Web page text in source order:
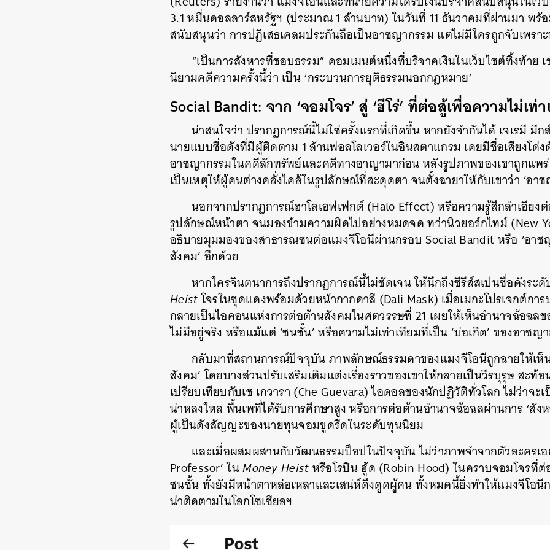
3.1 หมื่นดอลลาร์สหรัฐฯ (ประมาณ 1 ล้านบาท) ในวันที่ 11 ธันวาคมที่ผ่านมา พร้
สนับสนุนว่า การปฏิเสธเคลมประกันถือเป็นอาชญากรรม แต่ไม่มีใครถูกจับเพรา
“เป็นการสังหารที่ชอบธรรม” คอมเมนต์หนึ่งที่บริจาคเงินในเว็บไซต์ทิ้งท้าย
นิยามคดีความครั้งนี้ว่า เป็น ‘กระบวนการยุติธรรมนอกกฎหมาย’
Social Bandit: จาก ‘จอมโจร’ สู่ ‘ฮีโร่’ ที่ต่อสู้เพื่อความไม่เท่
น่าสนใจว่า ปรากฏการณ์นี้ไม่ใช่ครั้งแรกที่เกิดขึ้น หากยังจำกันได้ เจเรมี มี
นายแบบชื่อดังที่มีผู้ติดตาม 1 ล้านฟอลโลเวอร์ในอินสตาแกรม เคยมีชื่อเสียงโด่ง
อาชญากรรมในคดีลักทรัพย์และคดีทางอาญามาก่อน หลังรูปภาพของเขาถูกแพร่
เป็นเหตุให้ผู้คนต่างคลั่งไคล้ในรูปลักษณ์ที่สะดุดตา จนตั้งฉายาให้กับเขาว่า ‘อา
นอกจากปรากฏการณ์ฮาโลเอฟเฟกต์ (Halo Effect) หรือความรู้สึกลำเอียง
รูปลักษณ์หน้าตา จนมองข้ามความผิดไปอย่างหมดจด ทว่านิวยอร์กไทม์ (New
อธิบายมุมมองของสาธารณชนต่อแมงจีโอนีผ่านกรอบ Social Bandit หรือ ‘อา
สังคม’ อีกด้วย
หากใครจินตนาการถึงปรากฏการณ์นี้ไม่ชัดเจน ให้นึกถึงซีรีส์สเปนชื่อดังระ
Heistโจรในชุดแดงพร้อมด้วยหน้ากากดาลี (Dali Mask) เมื่อเมกะโปรเจกต์กา
กลายเป็นไอคอนแห่งการต่อต้านสังคมในศตวรรษที่ 21 เผยให้เห็นอำนาจฉ้อฉล
ไม่มีอยู่จริง หรือแม้แต่ ‘ชนชั้น’ หรือความไม่เท่าเทียมที่เป็น ‘บ่อเกิด’ ของอาช
กลับมาที่สถานการณ์ปัจจุบัน ภาพลักษณ์ธรรมดาของแมงจีโอนีถูกฉายให้เห็
สังคม’ โดยบางส่วนปรับเสริมเติมแต่งเรื่องราวของเขาให้กลายเป็นวีรบุรุษ สะท้
เปรียบเทียบกับเช เกวารา (Che Guevara) ไอดอลของนักปฏิวัติทั่วโลก ไม่ว่าจ
น่าหลงใหล พื้นเพที่ได้รับการศึกษาสูง หรือการต่อต้านอำนาจฉ้อฉลผ่านการ ‘สังห
ผู้เป็นดังสัญญะของนายทุนจอมขูดรีดในระดับทุนนิยม
และเมื่อผสมผสานกับวัฒนธรรมป็อปในปัจจุบัน ไม่ว่าภาพจำจากตัวละครเอ
Professor’ ในMoney Heistหรือโรบิน ฮู้ด (Robin Hood) ในคราบจอมโจรที่
ชนชั้น ทั้งยังมีหน้าตาหล่อเหลาและเสน่ห์ดึงดูดผู้คน ทั้งหมดนี้ยิ่งทำให้แมงจีโอนีก
น่าติดตามในโลกโซเชียลฯ